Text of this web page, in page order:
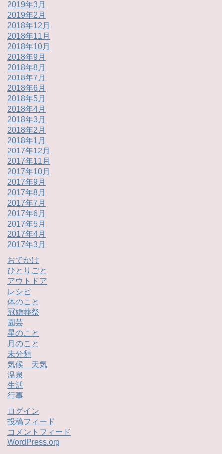
2019年3月
2019年2月
2018年12月
2018年11月
2018年10月
2018年9月
2018年8月
2018年7月
2018年6月
2018年5月
2018年4月
2018年3月
2018年2月
2018年1月
2017年12月
2017年11月
2017年10月
2017年9月
2017年8月
2017年7月
2017年6月
2017年5月
2017年4月
2017年3月
おでかけ
ひとりごと
アウトドア
レシピ
体のこと
冠婚葬祭
園芸
星のこと
月のこと
未分類
気候 天気
温泉
生活
行事
ログイン
投稿フィード
コメントフィード
WordPress.org